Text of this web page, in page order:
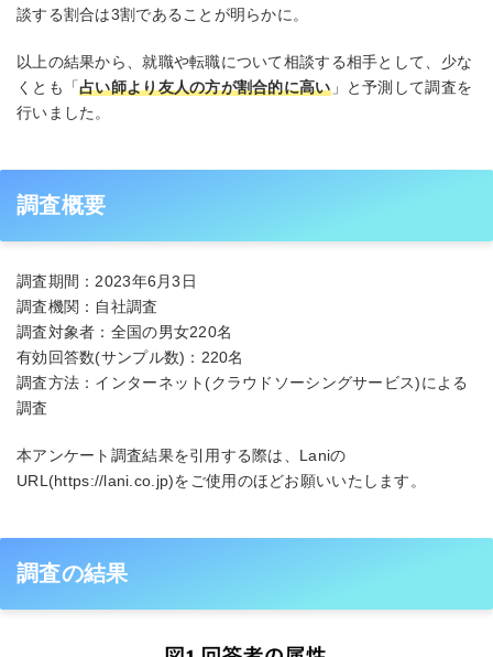
談する割合は3割であることが明らかに。
以上の結果から、就職や転職について相談する相手として、少な
くとも「占い師より友人の方が割合的に高い」と予測して調査を
行いました。
調査概要
調査期間：2023年6月3日
調査機関：自社調査
調査対象者：全国の男女220名
有効回答数(サンプル数)：220名
調査方法：インターネット(クラウドソーシングサービス)による
調査
本アンケート調査結果を引用する際は、Laniの
URL(https://lani.co.jp)をご使用のほどお願いいたします。
調査の結果